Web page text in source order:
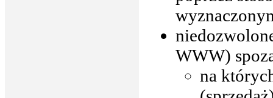
WWW)
na